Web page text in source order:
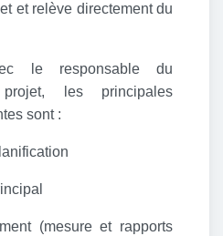
et relève directement du
le responsable du
les principales
sont :
(mesure et rapports